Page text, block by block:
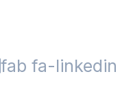
fab fa-linkedin